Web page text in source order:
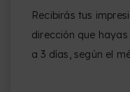
Recibirás tus
dirección que
a 3 días, según el